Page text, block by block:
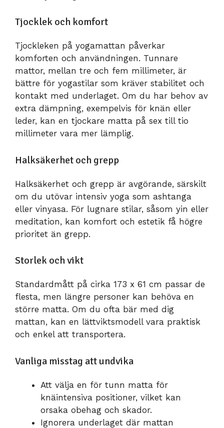
Tjocklek och komfort
Tjockleken på yogamattan påverkar
komforten och användningen. Tunnare
mattor, mellan tre och fem millimeter, är
bättre för yogastilar som kräver stabilitet och
kontakt med underlaget. Om du har behov av
extra dämpning, exempelvis för knän eller
leder, kan en tjockare matta på sex till tio
millimeter vara mer lämplig.
Halksäkerhet och grepp
Halksäkerhet och grepp är avgörande, särskilt
om du utövar intensiv yoga som ashtanga
eller vinyasa. För lugnare stilar, såsom yin eller
meditation, kan komfort och estetik få högre
prioritet än grepp.
Storlek och vikt
Standardmått på cirka 173 x 61 cm passar de
flesta, men längre personer kan behöva en
större matta. Om du ofta bär med dig
mattan, kan en lättviktsmodell vara praktisk
och enkel att transportera.
Vanliga misstag att undvika
Att välja en för tunn matta för
knäintensiva positioner, vilket kan
orsaka obehag och skador.
Ignorera underlaget där mattan